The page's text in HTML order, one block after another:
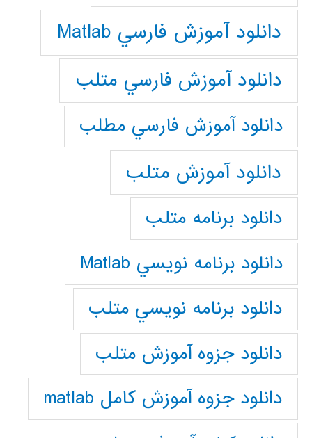
دانلود آموزش فارسي Matlab
دانلود آموزش فارسي متلب
دانلود آموزش فارسي مطلب
دانلود آموزش متلب
دانلود برنامه متلب
دانلود برنامه نويسي Matlab
دانلود برنامه نويسي متلب
دانلود جزوه آموزش متلب
دانلود جزوه آموزش کامل matlab